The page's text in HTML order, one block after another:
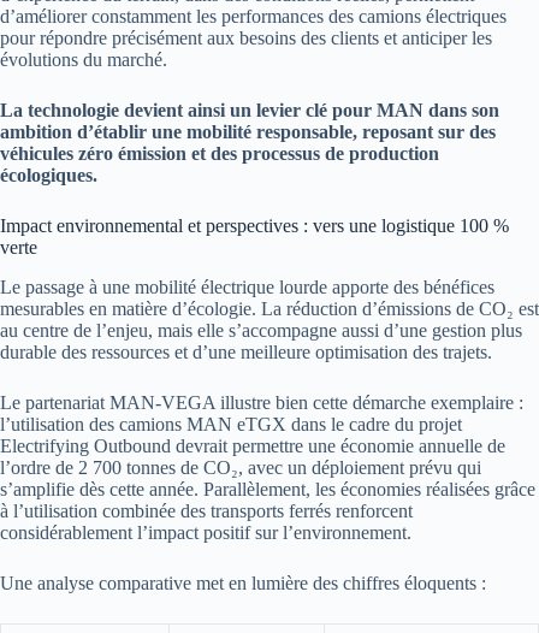
d’améliorer constamment les performances des camions électriques
pour répondre précisément aux besoins des clients et anticiper les
évolutions du marché.
La technologie devient ainsi un levier clé pour MAN dans son
ambition d’établir une mobilité responsable, reposant sur des
véhicules zéro émission et des processus de production
écologiques.
Impact environnemental et perspectives : vers une logistique 100 %
verte
Le passage à une mobilité électrique lourde apporte des bénéfices
mesurables en matière d’écologie. La réduction d’émissions de CO₂ est
au centre de l’enjeu, mais elle s’accompagne aussi d’une gestion plus
durable des ressources et d’une meilleure optimisation des trajets.
Le partenariat MAN-VEGA illustre bien cette démarche exemplaire :
l’utilisation des camions MAN eTGX dans le cadre du projet
Electrifying Outbound devrait permettre une économie annuelle de
l’ordre de 2 700 tonnes de CO₂, avec un déploiement prévu qui
s’amplifie dès cette année. Parallèlement, les économies réalisées grâce
à l’utilisation combinée des transports ferrés renforcent
considérablement l’impact positif sur l’environnement.
Une analyse comparative met en lumière des chiffres éloquents :